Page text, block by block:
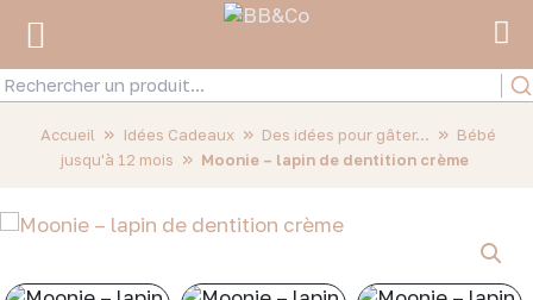
Accueil » Idées Cadeaux » Des idées pour gâter... » Bébé
jusqu'à 12 mois » Moonie – lapin de dentition crème